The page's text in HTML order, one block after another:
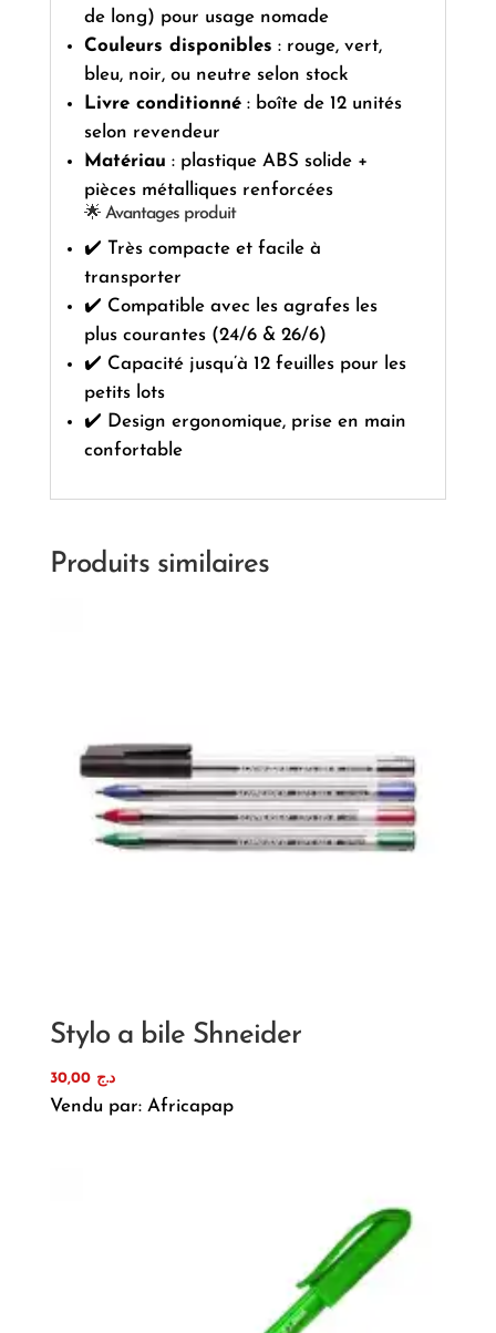
de long) pour usage nomade
Couleurs disponibles : rouge, vert,
bleu, noir, ou neutre selon stock
Livre conditionné: boîte de 12 unités
selon revendeur
Matériau : plastique ABS solide +
pièces métalliques renforcées
🌟 Avantages produit
✔️ Très compacte et facile à
transporter
✔️ Compatible avec les agrafes les
plus courantes (24/6 & 26/6)
✔️ Capacité jusqu’à 12 feuilles pour les
petits lots
✔️ Design ergonomique, prise en main
confortable
Produits similaires
Stylo a bile Shneider
د.ج 30,00
Vendu par: Africapap